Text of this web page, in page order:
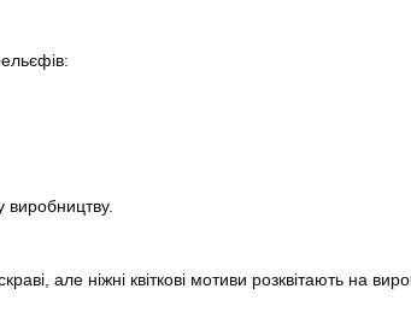
виробництву.
але ніжні квіткові мотиви розквітають на